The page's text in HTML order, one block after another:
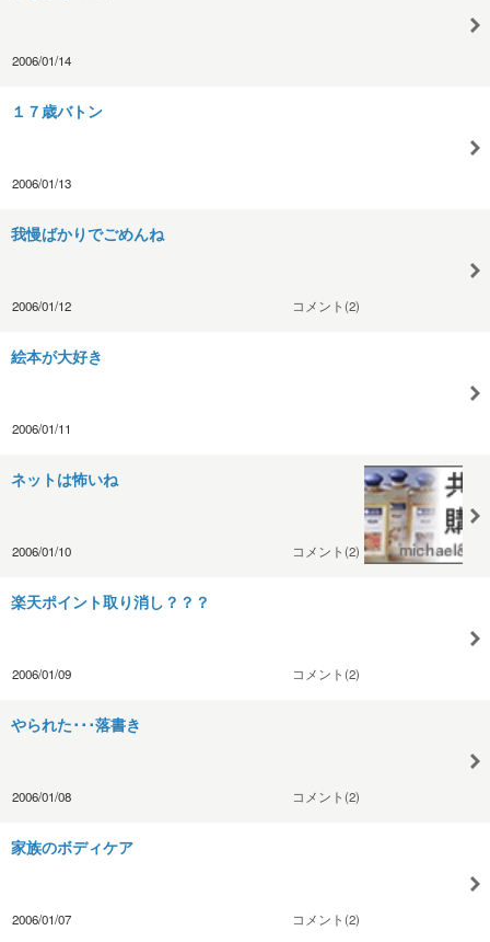
2006/01/14
１７歳バトン
2006/01/13
我慢ばかりでごめんね
2006/01/12 コメント(2)
絵本が大好き
2006/01/11
ネットは怖いね
2006/01/10 コメント(2)
楽天ポイント取り消し？？？
2006/01/09 コメント(2)
やられた･･･落書き
2006/01/08 コメント(2)
家族のボディケア
2006/01/07 コメント(2)